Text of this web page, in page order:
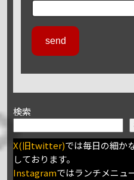
検索
X(旧twitter)では毎日の細か
しております。
Instagramではランチメニュ